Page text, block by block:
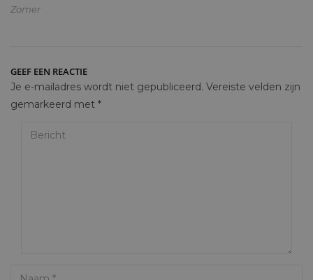
Zomer
GEEF EEN REACTIE
Je e-mailadres wordt niet gepubliceerd. Vereiste velden zijn
gemarkeerd met *
Bericht
Name